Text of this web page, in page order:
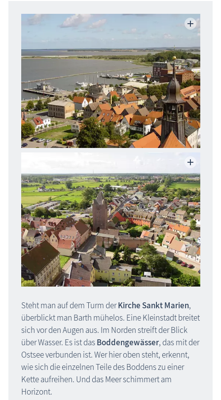
Steht man auf dem Turm derKirche Sankt Marien,
überblickt man Barth mühelos. Eine Kleinstadt breitet
sich vor den Augen aus. Im Norden streift der Blick
über Wasser. Es ist dasBoddengewässer, das mit der
Ostsee verbunden ist. Wer hier oben steht, erkennt,
wie sich die einzelnen Teile des Boddens zu einer
Kette aufreihen. Und das Meer schimmert am
Horizont.